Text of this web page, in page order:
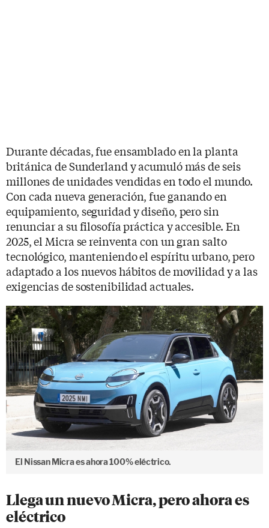
Durante décadas, fue ensamblado en la planta
británica de Sunderland y acumuló más de seis
millones de unidades vendidas en todo el mundo.
Con cada nueva generación, fue ganando en
equipamiento, seguridad y diseño, pero sin
renunciar a su filosofía práctica y accesible. En
2025, el Micra se reinventa con un gran salto
tecnológico, manteniendo el espíritu urbano, pero
adaptado a los nuevos hábitos de movilidad y a las
exigencias de sostenibilidad actuales.
El Nissan Micra es ahora 100% eléctrico.
Llega un nuevo Micra, pero ahora es
eléctrico